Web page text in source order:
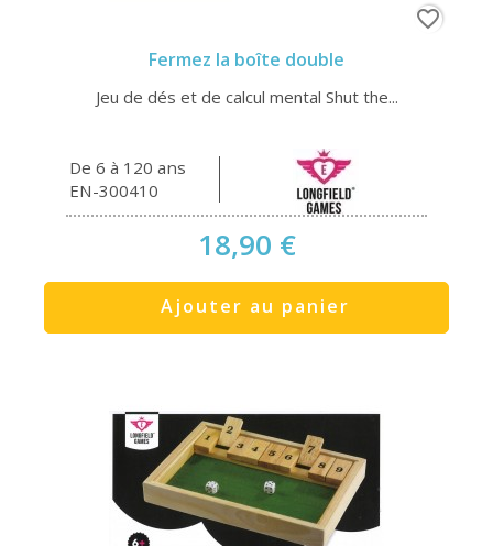
Fermez la boîte double
Jeu de dés et de calcul mental Shut the...
De 6 à 120 ans
EN-300410
18,90 €
Ajouter au panier
favorite_border